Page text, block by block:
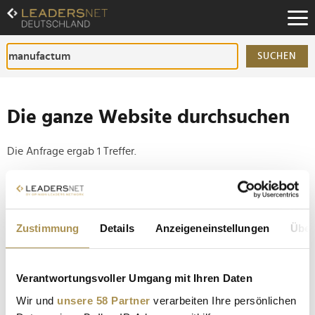
Zustimmung Details Anzeigeneinstellungen
Verantwortungsvoller Umgang mit Ihren Daten
Wir und unsere 58 Partner verarbeiten Ihre persönlichen
Zum
Inhalt
Zur
Fußzeilen-
Navigation
SUCHEN
Die ganze Website durchsuchen
Die Anfrage ergab 1 Treffer.
Tipp
Setzen Sie die gesuchten Wörter zwischen
Anführungszeichen: zb "Vorname Nachname".
Neue Projekte: Otto Group setzt auf KI im E-
Commerce